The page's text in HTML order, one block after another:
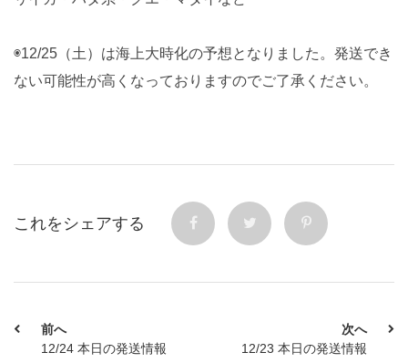
◉12/25（土）は海上大時化の予想となりました。発送でき
ない可能性が高くなっておりますのでご了承ください。
これをシェアする
前へ
12/24 本日の発送情報
次へ
12/23 本日の発送情報